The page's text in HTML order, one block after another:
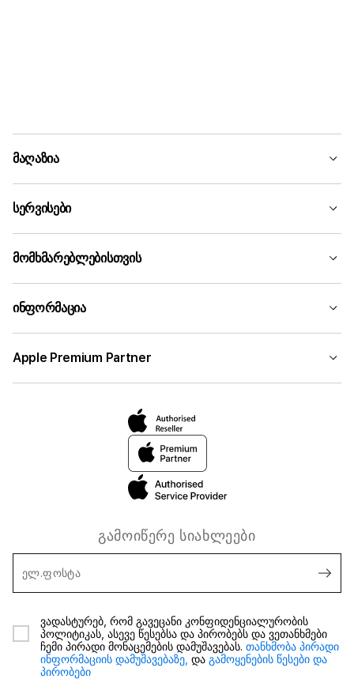
მაღაზია
სერვისები
მომხმარებლებისთვის
ინფორმაცია
Apple Premium Partner
გამოიწერე სიახლეები
ელ.ფოსტა
ვადასტურებ, რომ გავეცანი კონფიდენციალურობის
პოლიტიკას, ასევე წესებსა და პირობებს და ვეთანხმები
ჩემი პირადი მონაცემების დამუშავებას. თანხმობა პირადი
ინფორმაციის დამუშავებაზე, და გამოყენების წესები და
პირობები